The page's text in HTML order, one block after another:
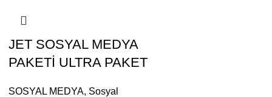
JET SOSYAL MEDYA
PAKETİ ULTRA PAKET
SOSYAL MEDYA, Sosyal